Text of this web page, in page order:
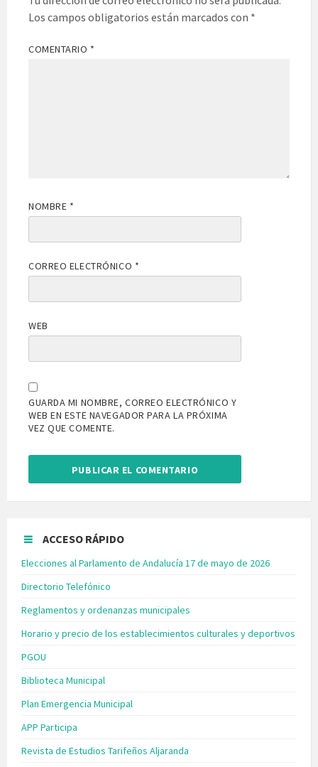
Los campos obligatorios están marcados con *
COMENTARIO *
NOMBRE *
CORREO ELECTRÓNICO *
WEB
GUARDA MI NOMBRE, CORREO ELECTRÓNICO Y
WEB EN ESTE NAVEGADOR PARA LA PRÓXIMA
VEZ QUE COMENTE.
ACCESO RÁPIDO
Elecciones al Parlamento de Andalucía 17 de mayo de 2026
Directorio Telefónico
Reglamentos y ordenanzas municipales
Horario y precio de los establecimientos culturales y deportivos
PGOU
Biblioteca Municipal
Plan Emergencia Municipal
APP Participa
Revista de Estudios Tarifeños Aljaranda